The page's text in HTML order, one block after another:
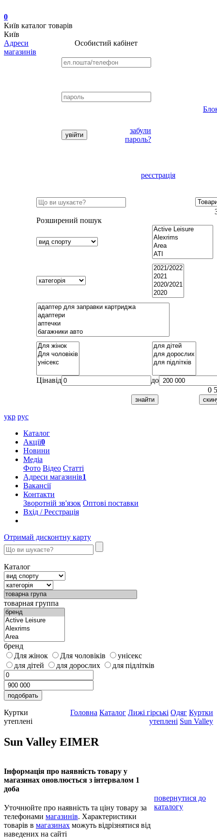
0
Київ каталог товарів
Київ
Адреси
магазинів
Особистий кабінет
забули
пароль?
реєстрація
Розширений пошук
Цінавід
до
0
укр рус
Каталог
Акції0
Новини
Медіа
Фото Відео Статті
Адреси магазинів1
Вакансії
Контакти
Зворотній зв'язок Оптові поставки
Вхід / Реєстрація
Отримай дисконтну карту
Каталог
товарная группа
бренд
Для жінок
Для чоловіків
унісекс
для дітей
для дорослих для підлітків
Куртки
утеплені
Головна Каталог Лижі гірські Одяг Куртки
утеплені Sun Valley
Sun Valley EIMER
Інформація про наявність товару у
магазинах оновлюється з інтервалом 1
доба
Уточнюйте про наявність та ціну товару за
телефонами магазинів. Характеристики
товарів в магазинах можуть відрізнятися від
наведених на сайті
повернутися до
каталогу